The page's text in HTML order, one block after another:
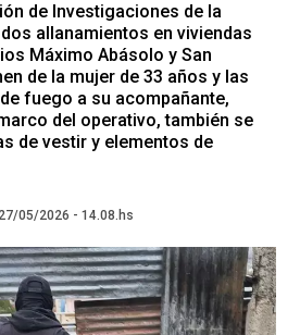
de Investigaciones de la
allanamientos en viviendas
Máximo Abásolo y San
de la mujer de 33 años y las
fuego a su acompañante,
del operativo, también se
de vestir y elementos de
27/05/2026 - 14.08.hs